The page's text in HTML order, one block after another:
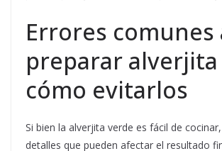
Errores comunes
preparar alverjita
cómo evitarlos
Si bien la alverjita verde es fácil de
detalles que pueden afectar el resultado